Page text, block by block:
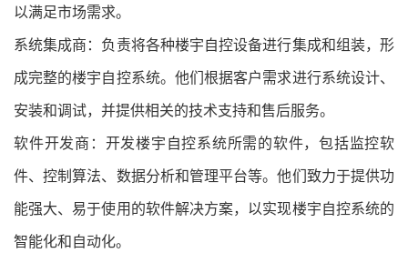
以满足市场需求。
系统集成商：负责将各种楼宇自控设备进行集成和组装，形
成完整的楼宇自控系统。他们根据客户需求进行系统设计、
安装和调试，并提供相关的技术支持和售后服务。
软件开发商：开发楼宇自控系统所需的软件，包括监控软
件、控制算法、数据分析和管理平台等。他们致力于提供功
能强大、易于使用的软件解决方案，以实现楼宇自控系统的
智能化和自动化。